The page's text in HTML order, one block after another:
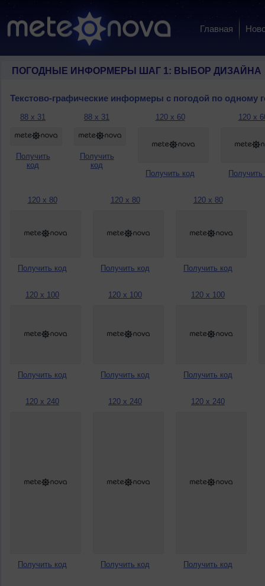
Главная
ПОГОДНЫЕ ИНФОРМЕРЫ ШАГ 1: ВЫБОР ДИЗАЙНА
Текстово-графические информеры с погодой по одному
88 x 31
Получить
код
88 x 31
Получить
код
120 x 60
Получить код
120 x
Получить
120 x 80
Получить код
120 x 80
Получить код
120 x 80
Получить код
120 x 100
Получить код
120 x 100
Получить код
120 x 100
Получить код
120 x 240
Получить код
120 x 240
Получить код
120 x 240
Получить код